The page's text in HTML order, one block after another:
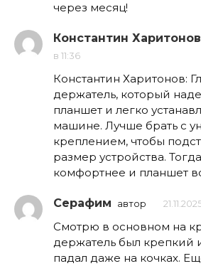
через месяц!
Константин Харитонов
в 11:36
Константин Харитонов:
держатель, который
планшет и легко
машине. Лучше брать с
креплением, чтобы
размер устройства.
комфортнее и планшет
Серафим автор
Смотрю в основном на
держатель был крепкий
падал даже на кочках.